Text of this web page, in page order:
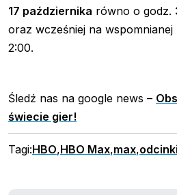
17 października równo o godz.
oraz wcześniej na
2:00.
Śledź nas na google news –
świecie gier!
Tagi:HBO,HBO Max,max,odcinki